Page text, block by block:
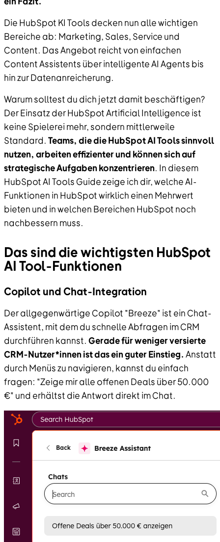
Die HubSpot KI Tools decken nun alle wichtigen
Bereiche ab: Marketing, Sales, Service und
Content. Das Angebot reicht von einfachen
Content Assistents über intelligente AI Agents bis
hin zur Datenanreicherung.
Warum solltest du dich jetzt damit beschäftigen?
Der Einsatz der HubSpot Artificial Intelligence ist
keine Spielerei mehr, sondern mittlerweile
Standard. Teams, die die HubSpot AI Tools sinnvoll
nutzen, arbeiten effizienter und können sich auf
strategische Aufgaben konzentrieren. In diesem
HubSpot AI Tools Guidezeige ich dir, welche AI-
Funktionen in HubSpot wirklich einen Mehrwert
bieten und in welchen Bereichen HubSpot noch
nachbessern muss.
Das sind die wichtigsten HubSpot
AI Tool-Funktionen
Copilot und Chat-Integration
Der allgegenwärtige Copilot "Breeze" ist ein Chat-
Assistent, mit dem du schnelle Abfragen im CRM
durchführen kannst. Gerade für weniger versierte
CRM-Nutzer*innen ist das ein guter Einstieg. Anstatt
durch Menüs zu navigieren, kannst du einfach
fragen: "Zeige mir alle offenen Deals über 50.000
€" und erhältst die Antwort direkt im Chat.